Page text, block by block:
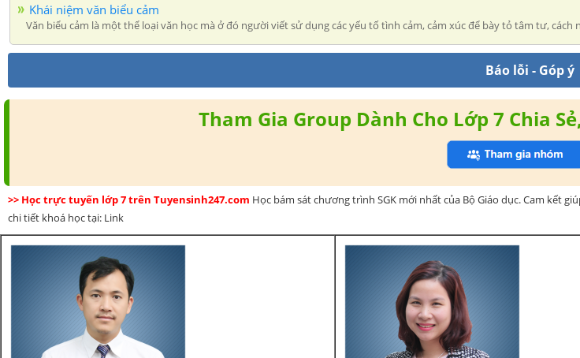
Khái niệm văn biểu cảm
Văn biểu cảm là một thể loại văn học mà ở đó người viết sử dụng các yếu tố tình cảm, cảm xúc để bày tỏ tâm tư,
Báo lỗi - Góp ý
Tham Gia Group Dành Cho Lớp 7 Chia
>> Học trực tuyến lớp 7 trên Tuyensinh247.com Học bám sát chương trình SGK mới nhất của Bộ Giáo dục. Cam kết
chi tiết khoá học tại: Link